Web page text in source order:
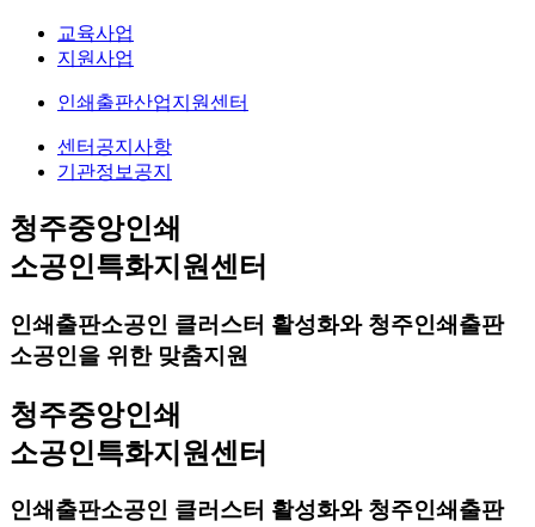
교육사업
지원사업
인쇄출판산업지원센터
센터공지사항
기관정보공지
청주중앙인쇄
소공인특화지원센터
인쇄출판소공인 클러스터 활성화와 청주인쇄출판
소공인을 위한 맞춤지원
청주중앙인쇄
소공인특화지원센터
인쇄출판소공인 클러스터 활성화와 청주인쇄출판